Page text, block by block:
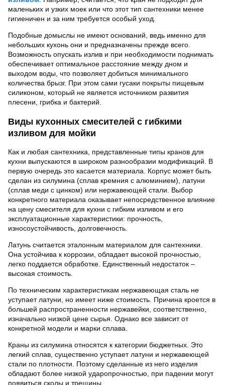
маленьких и узких моек или что этот тип сантехники менее
гигиеничен и за ним требуется особый уход.
Подобные домыслы не имеют оснований, ведь именно для
небольших кухонь они и предназначены прежде всего.
Возможность опускать излив и при необходимости поднимать
обеспечивает оптимальное расстояние между дном и
выходом воды, что позволяет добиться минимального
количества брызг. При этом сами гусаки покрыты пищевым
силиконом, который не является источником развития
плесени, грибка и бактерий.
Виды кухонных смесителей с гибкими
изливом для мойки
Как и любая сантехника, представленные типы кранов для
кухни выпускаются в широком разнообразии модификаций. В
первую очередь это касается материала. Корпус может быть
сделан из силумина (сплав кремния с алюминием), латуни
(сплав меди с цинком) или нержавеющей стали. Выбор
конкретного материала оказывает непосредственное влияние
на цену смесителя для кухни с гибким изливом и его
эксплуатационные характеристики: прочность,
износоустойчивость, долговечность.
Латунь считается эталонным материалом для сантехники.
Она устойчива к коррозии, обладает высокой прочностью,
легко поддается обработке. Единственный недостаток –
высокая стоимость.
По техническим характеристикам нержавеющая сталь не
уступает латуни, но имеет ниже стоимость. Причина кроется в
большей распространенности нержавейки, соответственно,
изначально низкой цене сырья. Однако все зависит от
конкретной модели и марки сплава.
Краны из силумина относятся к категории бюджетных. Это
легкий сплав, существенно уступает латуни и нержавеющей
стали по плотности. Поэтому сделанные из него изделия
обладают более низкой ударопрочностью, при падении могут
появиться сколы и трещины.